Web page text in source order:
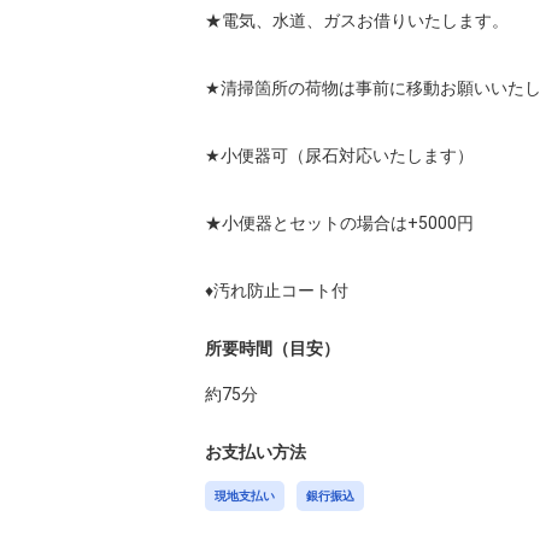
★電気、水道、ガスお借りいたします。
★清掃箇所の荷物は事前に移動お願いいた
★小便器可（尿石対応いたします）
★小便器とセットの場合は+5000円
♦汚れ防止コート付
所要時間（目安）
約75分
お支払い方法
現地支払い 銀行振込